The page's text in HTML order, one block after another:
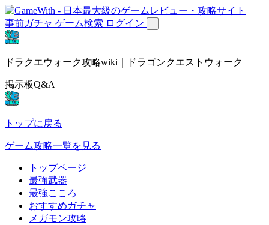
事前ガチャ ゲーム検索 ログイン
ドラクエウォーク攻略wiki｜ドラゴンクエストウォーク
掲示板Q&A
トップに戻る
ゲーム攻略一覧を見る
トップページ
最強武器
最強こころ
おすすめガチャ
メガモン攻略